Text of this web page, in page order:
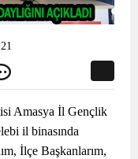
Amasya İl Gençlik
il binasında
İlçe Başkanlarım,